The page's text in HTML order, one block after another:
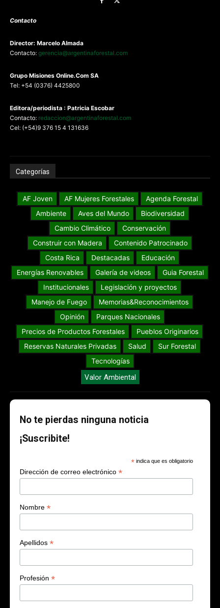
Contacto
Director: Marcelo Almada
Contacto: gerencia@argentinaforestal.com
Grupo Misiones Online.Com SA
Tel: +54 (0376) 4425800
Editora/periodista : Patricia Escobar
Contacto: redaccion@argentinaforestal.com
Cel: (+54)9 376 15 4 131636
Categorías
AF Joven AF Mujeres Forestales
Agenda Forestal
Ambiente
Aves del Mundo
Biodiversidad
Cambio Climático
Conservación
Construir con Madera
Contenido Patrocinado
Costa Rica
Destacadas
Educación
Energías Renovables
Galería de videos
Guia Forestal
Institucionales
Legislación y proyectos
Manejo de Fuego
Memorias&Reconocimientos
Opinión
Parques Nacionales
Precios de Productos Forestales
Pueblos Originarios
Reservas Naturales Privadas
Salud
Sur Forestal
Tecnologías
Valor Ambiental
No te pierdas ninguna noticia
¡Suscribite!
* indica que es obligatorio
Dirección de correo electrónico *
Nombre *
Apellidos *
Profesión *